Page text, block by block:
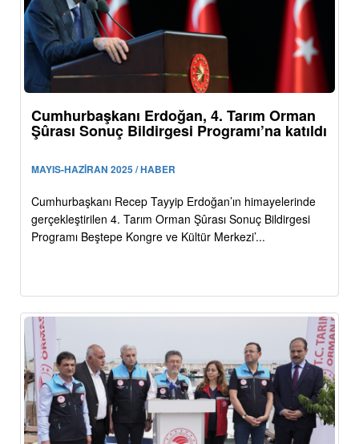
Cumhurbaşkanı Erdoğan, 4. Tarım Orman
Şûrası Sonuç Bildirgesi Programı’na katıldı
MAYIS-HAZİRAN 2025 / HABER
Cumhurbaşkanı Recep Tayyip Erdoğan’ın himayelerinde
gerçekleştirilen 4. Tarım Orman Şûrası Sonuç Bildirgesi
Programı Beştepe Kongre ve Kültür Merkezi’...